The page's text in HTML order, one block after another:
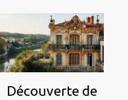
Découverte de